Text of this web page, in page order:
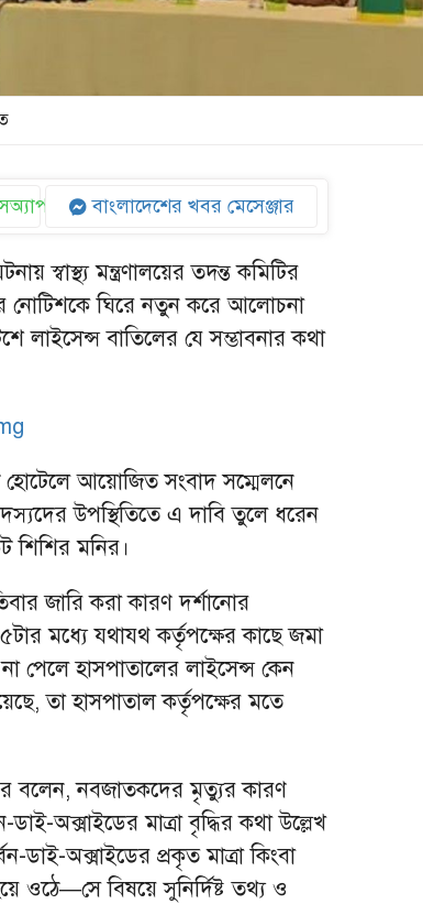
বাংলাদেশের খবর মেসেঞ্জার
স্বাস্থ্য মন্ত্রণালয়ের তদন্ত কমিটির
নোটিশকে ঘিরে নতুন করে আলোচনা
লাইসেন্স বাতিলের যে সম্ভাবনার কথা
আয়োজিত সংবাদ সম্মেলনে
উপস্থিতিতে এ দাবি তুলে ধরেন
শিশির মনির।
জারি করা কারণ দর্শানোর
মধ্যে যথাযথ কর্তৃপক্ষের কাছে জমা
পেলে হাসপাতালের লাইসেন্স কেন
তা হাসপাতাল কর্তৃপক্ষের মতে
বলেন, নবজাতকদের মৃত্যুর কারণ
ডাই-অক্সাইডের মাত্রা বৃদ্ধির কথা উল্লেখ
ডাই-অক্সাইডের প্রকৃত মাত্রা কিংবা
ওঠে—সে বিষয়ে সুনির্দিষ্ট তথ্য ও